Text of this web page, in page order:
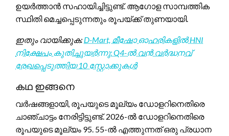
ഉയർത്താൻ സഹായിച്ചിട്ടുണ്ട്. ആഗോള സാമ്പത്തിക
സ്ഥിതി മെച്ചപ്പെടുന്നതും രൂപയ്ക്ക് തുണയായി.
ഇതും വായിക്കുക: D-Mart, മീഷോ ഓഹരികളിൽ HNI
നിക്ഷേപം കുതിച്ചുയർന്നു: Q4-ൽ വൻ വർദ്ധനവ്
രേഖപ്പെടുത്തിയ 10 സ്റ്റോക്കുകൾ
കഥ ഇങ്ങനെ
വർഷങ്ങളായി, രൂപയുടെ മൂല്യം ഡോളറിനെതിരെ
ചാഞ്ചാട്ടം നേരിട്ടിട്ടുണ്ട്. 2026-ൽ ഡോളറിനെതിരെ
രൂപയുടെ മൂല്യം 95. 55-ൽ എത്തുന്നത് ഒരു പ്രധാന